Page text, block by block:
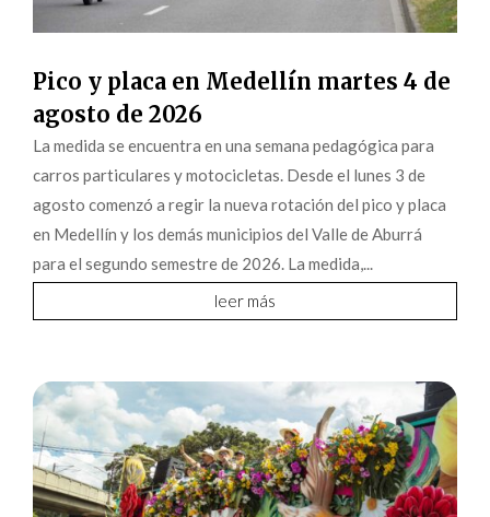
Pico y placa en Medellín martes 4 de
agosto de 2026
La medida se encuentra en una semana pedagógica para
carros particulares y motocicletas. Desde el lunes 3 de
agosto comenzó a regir la nueva rotación del pico y placa
en Medellín y los demás municipios del Valle de Aburrá
para el segundo semestre de 2026. La medida,...
leer más